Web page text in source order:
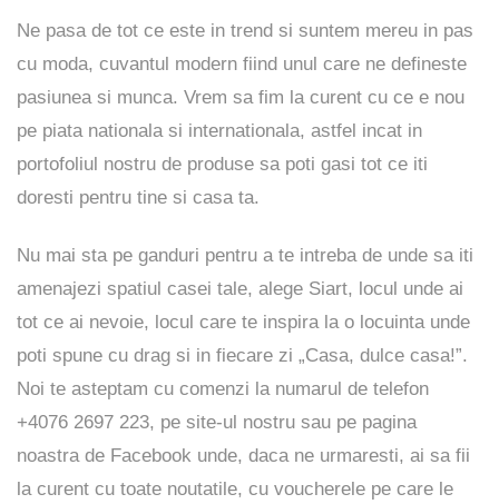
Ne pasa de tot ce este in trend si suntem mereu in pas
cu moda, cuvantul modern fiind unul care ne defineste
pasiunea si munca. Vrem sa fim la curent cu ce e nou
pe piata nationala si internationala, astfel incat in
portofoliul nostru de produse sa poti gasi tot ce iti
doresti pentru tine si casa ta.
Nu mai sta pe ganduri pentru a te intreba de unde sa iti
amenajezi spatiul casei tale, alege Siart, locul unde ai
tot ce ai nevoie, locul care te inspira la o locuinta unde
poti spune cu drag si in fiecare zi „Casa, dulce casa!”.
Noi te asteptam cu comenzi la numarul de telefon
+4076 2697 223, pe site-ul nostru sau pe pagina
noastra de Facebook unde, daca ne urmaresti, ai sa fii
la curent cu toate noutatile, cu voucherele pe care le